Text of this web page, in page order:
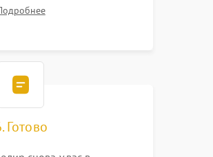
диагностики.
Готово